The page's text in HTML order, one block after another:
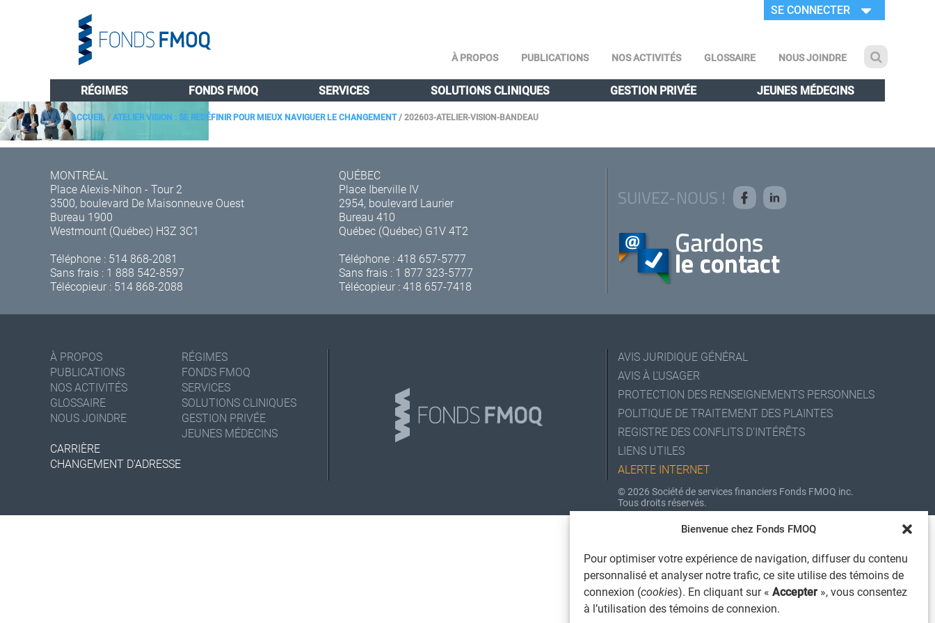
Bienvenue chez Fonds FMOQ
Pour optimiser votre expérience de navigation, diffuser du contenu
personnalisé et analyser notre trafic, ce site utilise des témoins de
connexion (cookies). En cliquant sur « Accepter », vous consentez
à l’utilisation des témoins de connexion.
SE CONNECTER
À PROPOS PUBLICATIONS NOS ACTIVITÉS GLOSSAIRE NOUS JOINDRE
RÉGIMES FONDS FMOQ SERVICES SOLUTIONS CLINIQUES GESTION PRIVÉE JEUNES MÉDECINS
ACCUEIL /ATELIER VISION : SE REDÉFINIR POUR MIEUX NAVIGUER LE CHANGEMENT/202603-ATELIER-VISION-BANDEAU
MONTRÉAL
Place Alexis-Nihon - Tour 2
3500, boulevard De Maisonneuve Ouest
Bureau 1900
Westmount (Québec) H3Z 3C1
Téléphone : 514 868-2081
Sans frais : 1 888 542-8597
Télécopieur : 514 868-2088
QUÉBEC
Place Iberville IV
2954, boulevard Laurier
Bureau 410
Québec (Québec) G1V 4T2
Téléphone :418 657-5777
Sans frais : 1 877 323-5777
Télécopieur : 418 657-7418
SUIVEZ-NOUS !
À PROPOS
PUBLICATIONS
NOS ACTIVITÉS
GLOSSAIRE
NOUS JOINDRE
RÉGIMES
FONDS FMOQ
SERVICES
SOLUTIONS CLINIQUES
GESTION PRIVÉE
JEUNES MÉDECINS
CARRIÈRE
CHANGEMENT D'ADRESSE
AVIS JURIDIQUE GÉNÉRAL
AVIS À L'USAGER
PROTECTION DES RENSEIGNEMENTS PERSONNELS
POLITIQUE DE TRAITEMENT DES PLAINTES
REGISTRE DES CONFLITS D'INTÉRÊTS
LIENS UTILES
ALERTE INTERNET
© 2026 Société de services financiers Fonds FMOQ inc.
Tous droits réservés.